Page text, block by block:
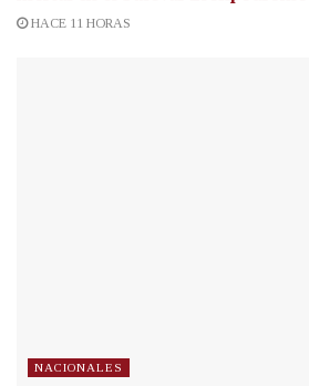
HACE 11 HORAS
NACIONALES